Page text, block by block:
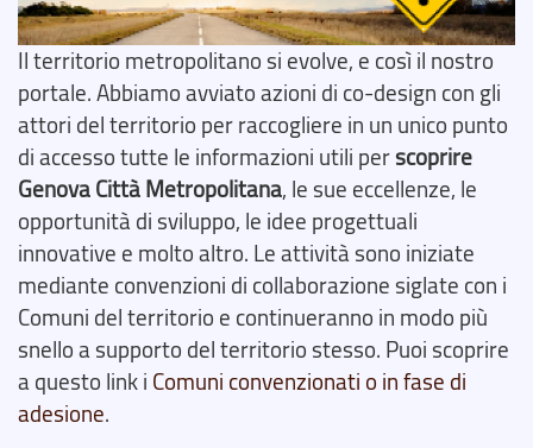
Il territorio metropolitano si evolve, e così il nostro
portale. Abbiamo avviato azioni di co-design con gli
attori del territorio per raccogliere in un unico punto
di accesso tutte le informazioni utili perscoprire
Genova Città Metropolitana, le sue eccellenze, le
opportunità di sviluppo, le idee progettuali
innovative e molto altro. Le attività sono iniziate
mediante convenzioni di collaborazione siglate con i
Comuni del territorio e continueranno in modo più
snello a supporto del territorio stesso. Puoi scoprire
a questo link i Comuni convenzionati o in fase di
adesione.